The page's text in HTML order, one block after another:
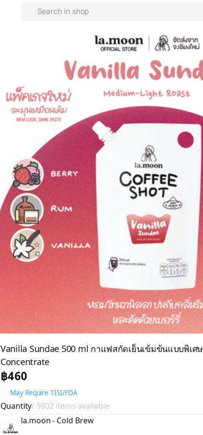
Vanilla Sundae 500 ml กาแฟสกัดเย็นเข้มข้นแบบพิเศษ Cold Drip
Concentrate
฿460
May Require TISI/FDA
Quantity/ 9802 items available
la.moon - Cold Brew